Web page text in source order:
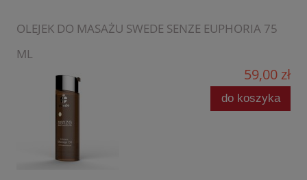
OLEJEK DO MASAŻU SWEDE SENZE EUPHORIA 75
ML
59,00 zł
do koszyka